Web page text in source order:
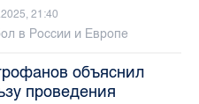
21:40
в России и Европе
объяснил
проведения